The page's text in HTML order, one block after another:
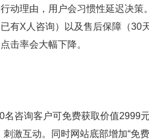
动理由，用户会习惯性延迟决
有X人咨询）以及售后保障（
击率会大幅下降。
名咨询客户可免费获取价值2999
激互动。同时网站底部增加“免